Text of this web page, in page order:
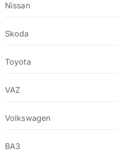
Nissan
Skoda
Toyota
VAZ
Volkswagen
ВАЗ